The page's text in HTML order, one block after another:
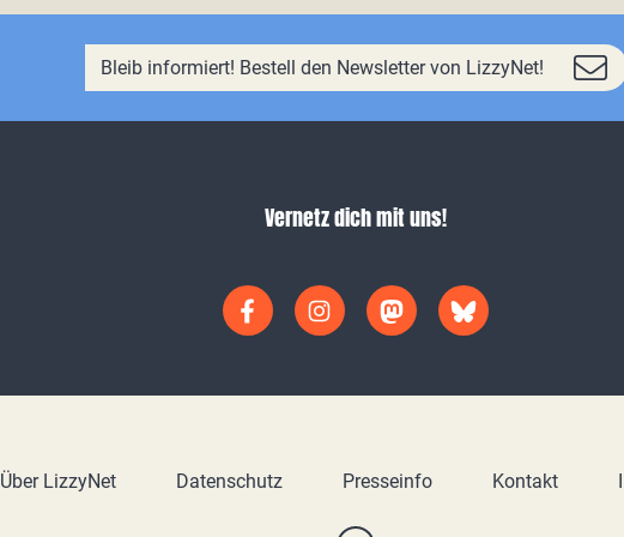
Bleib informiert! Bestell den Newsletter von LizzyNet!
Vernetz dich mit uns!
Über LizzyNet Datenschutz Presseinfo Kontakt